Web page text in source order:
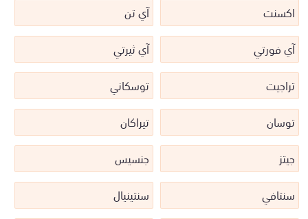
اكسنت
آي تن
آي فورتي
آي ثيرتي
تراجيت
توسكاني
توسان
تيراكان
جيتز
جنسيس
سنتافي
سنتينيال